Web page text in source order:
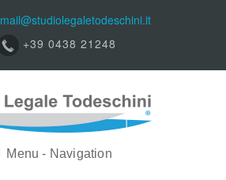
mail@studiolegaletodeschini.it
+39 0438 21248
Menu - Navigation